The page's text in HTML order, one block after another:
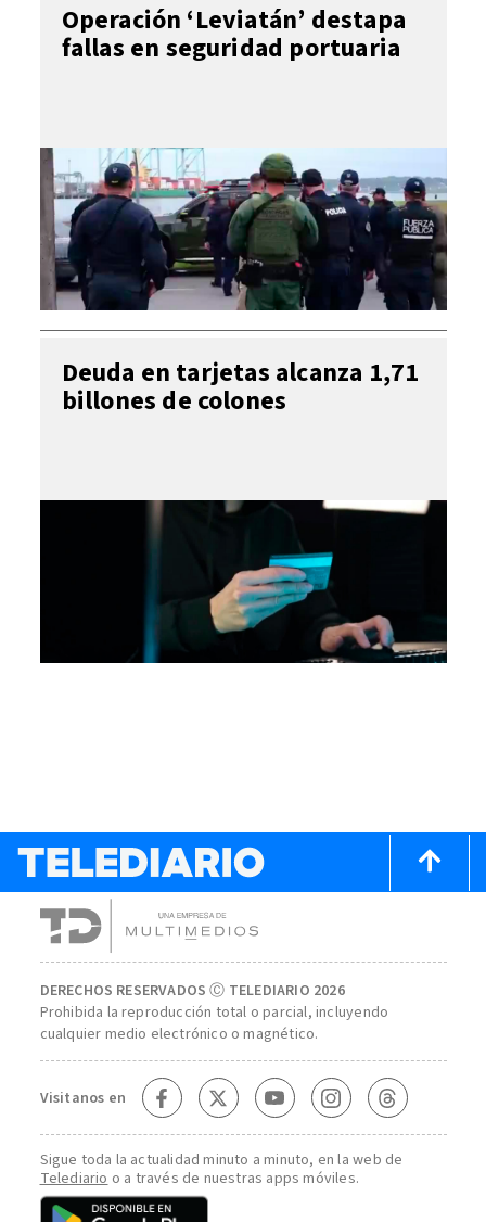
Operación ‘Leviatán’ destapa
fallas en seguridad portuaria
Deuda en tarjetas alcanza 1,71
billones de colones
DERECHOS RESERVADOS Ⓒ TELEDIARIO 2026
Prohibida la reproducción total o parcial, incluyendo
cualquier medio electrónico o magnético.
Visitanos en
Sigue toda la actualidad minuto a minuto, en la web de
Telediarioo a través de nuestras apps móviles.